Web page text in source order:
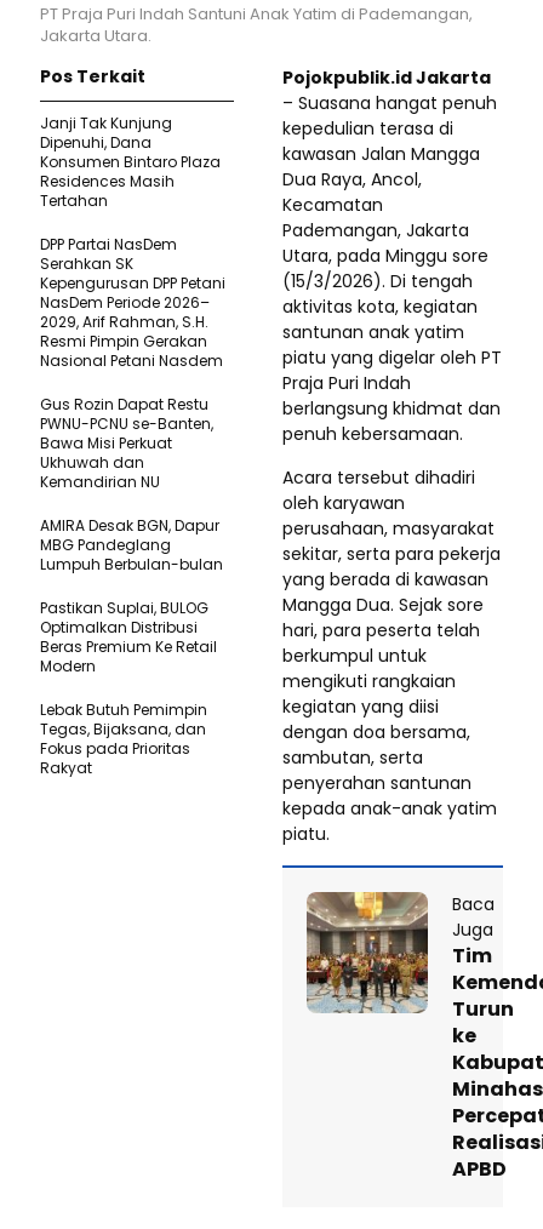
PT Praja Puri Indah Santuni Anak Yatim di Pademangan,
Jakarta Utara.
Pojokpublik.id Jakarta
– Suasana hangat penuh
kepedulian terasa di
kawasan Jalan Mangga
Dua Raya, Ancol,
Kecamatan
Pademangan, Jakarta
Utara, pada Minggu sore
(15/3/2026). Di tengah
aktivitas kota, kegiatan
santunan anak yatim
piatu yang digelar oleh PT
Praja Puri Indah
berlangsung khidmat dan
penuh kebersamaan.
Acara tersebut dihadiri
oleh karyawan
perusahaan, masyarakat
sekitar, serta para pekerja
yang berada di kawasan
Mangga Dua. Sejak sore
hari, para peserta telah
berkumpul untuk
mengikuti rangkaian
kegiatan yang diisi
dengan doa bersama,
sambutan, serta
penyerahan santunan
kepada anak-anak yatim
piatu.
Baca
Juga
Tim
Turun
ke
APBD
Pos Terkait
Janji Tak Kunjung
Dipenuhi, Dana
Konsumen Bintaro Plaza
Residences Masih
Tertahan
DPP Partai NasDem
Serahkan SK
Kepengurusan DPP Petani
NasDem Periode 2026–
2029, Arif Rahman, S.H.
Resmi Pimpin Gerakan
Nasional Petani Nasdem
Gus Rozin Dapat Restu
PWNU-PCNU se-Banten,
Bawa Misi Perkuat
Ukhuwah dan
Kemandirian NU
AMIRA Desak BGN, Dapur
MBG Pandeglang
Lumpuh Berbulan-bulan
Pastikan SupIai, BULOG
Optimalkan Distribusi
Beras Premium Ke Retail
Modern
Lebak Butuh Pemimpin
Tegas, Bijaksana, dan
Fokus pada Prioritas
Rakyat